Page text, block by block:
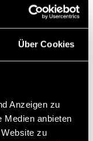
Über Cookies
Anzeigen zu
Medien anbieten
zu
Solution for